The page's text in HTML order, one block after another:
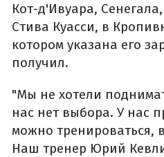
Кот-д'Ивуара,
Стива Куасси, в
котором указана его
получил.
"Мы не хотели
нас нет выбора. У нас
можно тренироваться,
Наш тренер Юрий